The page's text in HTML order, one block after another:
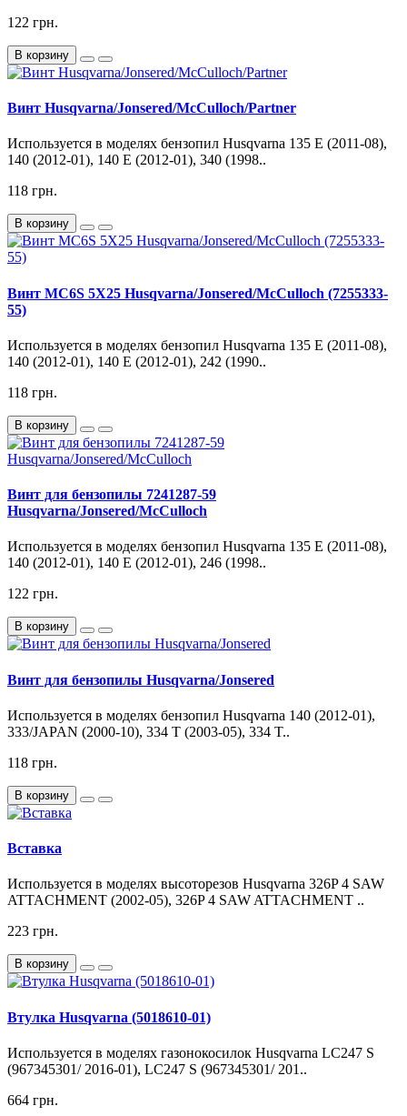
122 грн.
В корзину
Винт Husqvarna/Jonsered/McCulloch/Partner
Используется в моделях бензопил Husqvarna 135 E (2011-08),
140 (2012-01), 140 E (2012-01), 340 (1998..
118 грн.
В корзину
Винт MC6S 5X25 Husqvarna/Jonsered/McCulloch (7255333-
55)
Используется в моделях бензопил Husqvarna 135 E (2011-08),
140 (2012-01), 140 E (2012-01), 242 (1990..
118 грн.
В корзину
Винт для бензопилы 7241287-59
Husqvarna/Jonsered/McCulloch
Используется в моделях бензопил Husqvarna 135 E (2011-08),
140 (2012-01), 140 E (2012-01), 246 (1998..
122 грн.
В корзину
Винт для бензопилы Husqvarna/Jonsered
Используется в моделях бензопил Husqvarna 140 (2012-01),
333/JAPAN (2000-10), 334 T (2003-05), 334 T..
118 грн.
В корзину
Вставка
Используется в моделях высоторезов Husqvarna 326P 4 SAW
ATTACHMENT (2002-05), 326P 4 SAW ATTACHMENT ..
223 грн.
В корзину
Втулка Husqvarna (5018610-01)
Используется в моделях газонокосилок Husqvarna LC247 S
(967345301/ 2016-01), LC247 S (967345301/ 201..
664 грн.